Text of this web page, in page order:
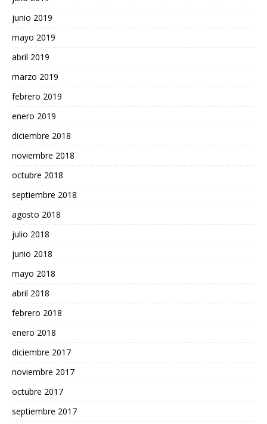
junio 2019
mayo 2019
abril 2019
marzo 2019
febrero 2019
enero 2019
diciembre 2018
noviembre 2018
octubre 2018
septiembre 2018
agosto 2018
julio 2018
junio 2018
mayo 2018
abril 2018
febrero 2018
enero 2018
diciembre 2017
noviembre 2017
octubre 2017
septiembre 2017